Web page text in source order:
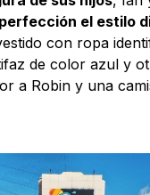
el estilo
con ropa
de color azul y
a Robin y una